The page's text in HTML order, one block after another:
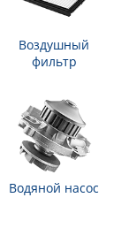
Воздушный
фильтр
Водяной насос